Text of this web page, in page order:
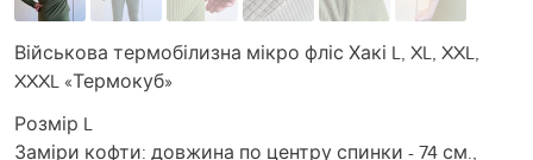
Військова термобілизна мікро фліс Хакі L, XL, XXL,
XXXL «Термокуб»
Розмір L
Заміри кофти: довжина по центру спинки - 74 см.,